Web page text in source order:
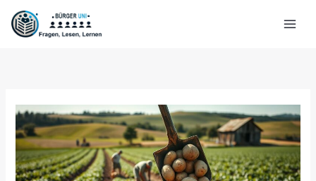
Zum
Inhalt
springen